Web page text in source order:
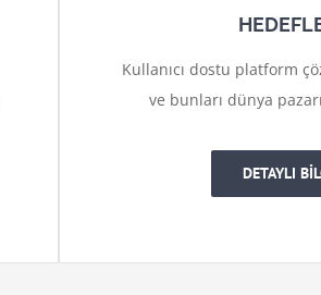
Kullanıcı dostu platform
ve bunları dünya
DETAYLI